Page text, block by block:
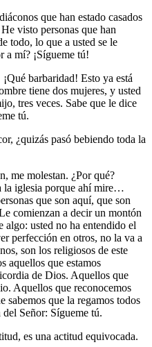
que han estado casados
visto personas que han
todo, lo que a usted se le
a mí? ¡Sígueme tú!
barbaridad! Esto ya está
tiene dos mujeres, y usted
tres veces. Sabe que le dice
tú.
¿quizás pasó bebiendo toda la
me molestan. ¿Por qué?
la iglesia porque ahí mire…
que son aquí, que son
comienzan a decir un montón
algo: usted no ha entendido el
perfección en otros, no la va a
son los religiosos de este
aquellos que estamos
de Dios. Aquellos que
Aquellos que reconocemos
sabemos que la regamos todos
del Señor: Sígueme tú.
es una actitud equivocada.